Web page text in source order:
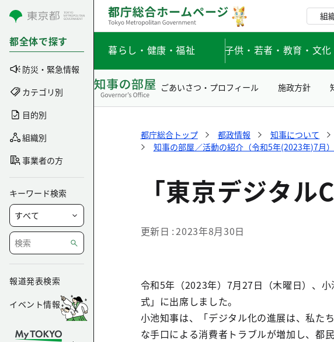
コンテンツにスキップ
都全体で探す
防災・緊急情報
カテゴリ別
目的別
組織別
事業者の方
キーワード検索
報道発表検索
イベント情報
組
暮らし・健康・福祉 子供・若者・教育・文
ごあいさつ・プロフィール 施政方針
都庁総合トップ 都政情報 知事について
知事の部屋／活動の紹介（令和5年(2023年)7月）
「東京デジタル
更新日 2023年8月30日
令和5年（2023年）7月27日（木曜日）、
式」に出席しました。
小池知事は、「デジタル化の進展は、私た
な手口による消費者トラブルが増加し、都